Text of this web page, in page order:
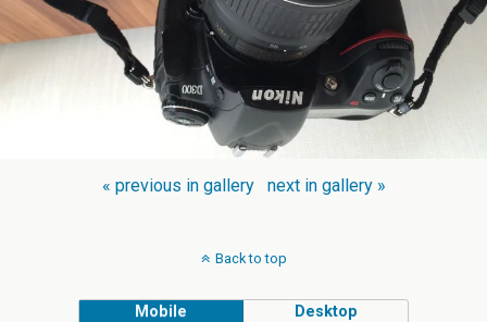
« previous in gallery next in gallery »
Back to top
Mobile Desktop